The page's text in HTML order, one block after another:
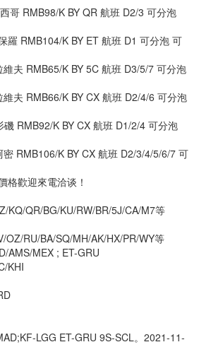
哥 RMB98/K BY QR 航班 D2/3 可分泡
羅 RMB104/K BY ET 航班 D1 可分泡 可
夫 RMB65/K BY 5C 航班 D3/5/7 可分泡
夫 RMB66/K BY CX 航班 D2/4/6 可分泡
RMB92/K BY CX 航班 D1/2/4 可分泡
RMB106/K BY CX 航班 D2/3/4/5/6/7 可
格歡迎來電洽谈！
KQ/QR/BG/KU/RW/BR/5J/CA/M7等
OZ/RU/BA/SQ/MH/AK/HX/PR/WY等
AMS/MEX ; ET-GRU
KHI
LGG ET-GRU 9S-SCL。2021-11-